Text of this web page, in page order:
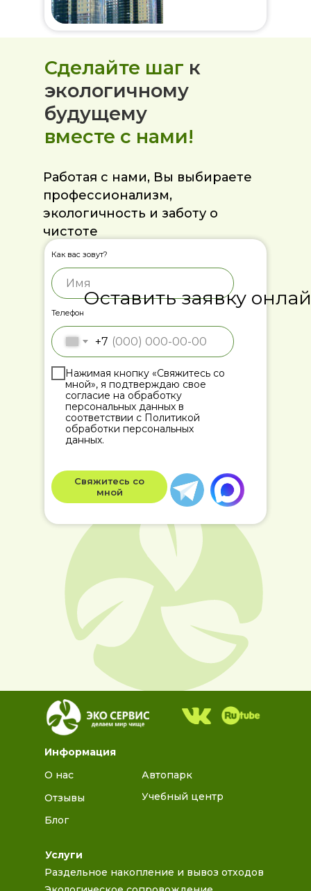
Сделайте шаг к
экологичному
будущему
вместе с нами!
Как вас зовут?
Телефон
+7
Нажимая кнопку «Свяжитесь со
мной», я подтверждаю свое
согласие на обработку
персональных данных в
соответствии с Политикой
обработки персональных
данных.
Свяжитесь со
мной
Работая с нами, Вы выбираете
профессионализм,
экологичность и заботу о
чистоте
Оставить заявку
Услуги
Раздельное накопление и вывоз отходов
Информация
Отзывы
О нас
Автопарк
Учебный центр
Блог